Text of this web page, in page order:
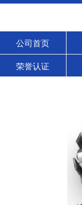
公司首页
荣誉认证